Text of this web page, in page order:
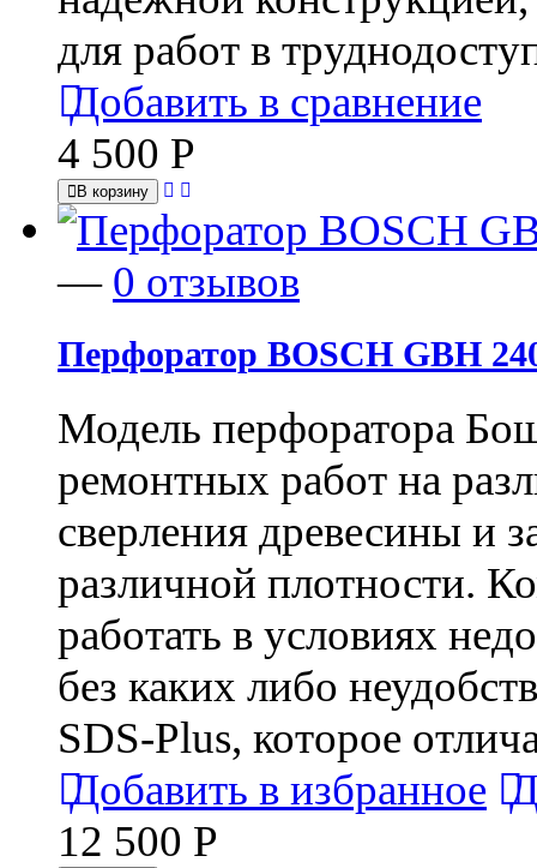
для работ в
Добавить в сравнение
4 500 Р
В корзину
— 0 отзывов
Перфоратор BOSCH GBH
Модель перфоратора
ремонтных работ на
сверления древесины и
различной плотности.
работать в условиях
без каких либо
SDS-Plus, которое
Добавить в избранное
12 500 Р